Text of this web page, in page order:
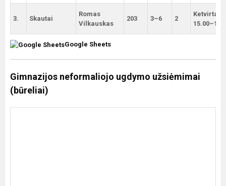
3. Skautai
Romas
Vilkauskas
203 3–6 2
Google Sheets
Gimnazijos neformaliojo ugdymo užsiėmimai
(būreliai)